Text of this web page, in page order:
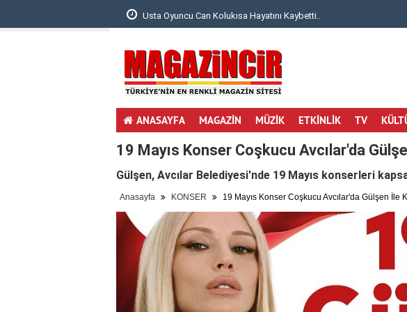
Usta Oyuncu Can Kolukısa Hayatını Kaybetti..
ANASAYFA MAGAZİN MÜZİK ETKİNLİK TV
19 Mayıs Konser Coşkucu Avcılar'da
Gülşen, Avcılar Belediyesi'nde 19 Mayıs konserleri
Anasayfa KONSER 19 Mayıs Konser Coşkucu Avcılar'da Gülşen İle